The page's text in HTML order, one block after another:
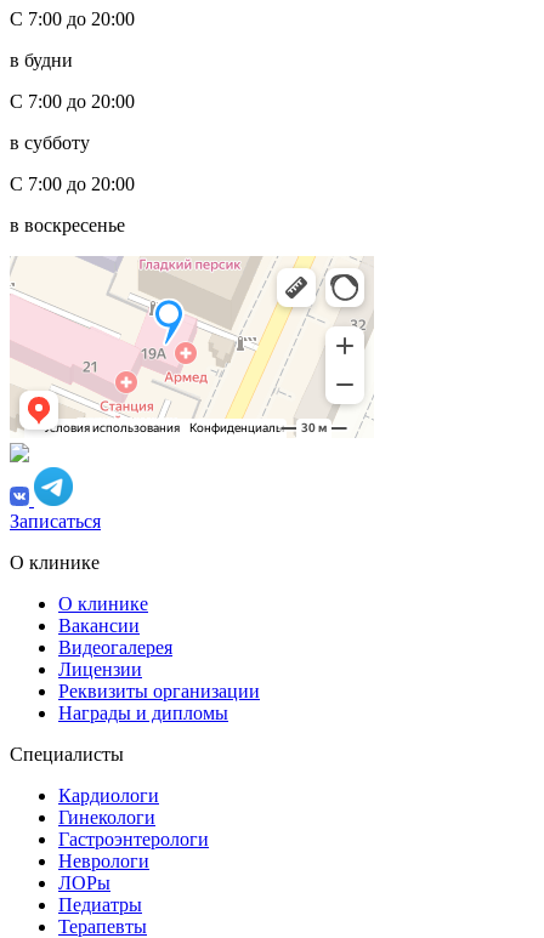
С 7:00 до 20:00
в будни
С 7:00 до 20:00
в субботу
С 7:00 до 20:00
в воскресенье
Записаться
О клинике
О клинике
Вакансии
Видеогалерея
Лицензии
Реквизиты организации
Награды и дипломы
Специалисты
Кардиологи
Гинекологи
Гастроэнтерологи
Неврологи
ЛОРы
Педиатры
Терапевты